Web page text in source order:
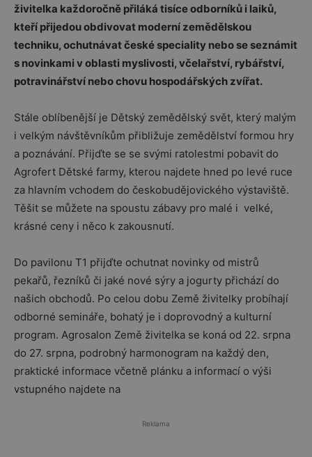
živitelka každoročně přiláká tisíce odborníků i laiků,
kteří přijedou obdivovat moderní zemědělskou
techniku, ochutnávat české speciality nebo se seznámit
s novinkami v oblasti myslivosti, včelařství, rybářství,
potravinářství nebo chovu hospodářských zvířat.
Stále oblíbenější je Dětský zemědělský svět, který malým
i velkým návštěvníkům přibližuje zemědělství formou hry
a poznávání. Přijďte se se svými ratolestmi pobavit do
Agrofert Dětské farmy, kterou najdete hned po levé ruce
za hlavním vchodem do českobudějovického výstaviště.
Těšit se můžete na spoustu zábavy pro malé i velké,
krásné ceny i něco k zakousnutí.
Do pavilonu T1 přijďte ochutnat novinky od mistrů
pekařů, řezníků či jaké nové sýry a jogurty přichází do
našich obchodů. Po celou dobu Země živitelky probíhají
odborné semináře, bohatý je i doprovodný a kulturní
program. Agrosalon Země živitelka se koná od 22. srpna
do 27. srpna, podrobný harmonogram na každý den,
praktické informace včetně plánku a informací o výši
vstupného najdete na
Reklama